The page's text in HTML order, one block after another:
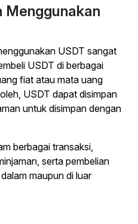
Menggunakan
USDT sangat
USDT di berbagai
fiat atau mata uang
USDT dapat disimpan
untuk disimpan dengan
berbagai transaksi,
serta pembelian
maupun di luar